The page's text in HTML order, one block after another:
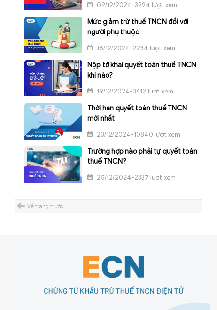
09/12/2024-3294 lượt xem
Mức giảm trừ thuế TNCN đối với
người phụ thuộc
16/12/2024-2234 lượt xem
Nộp tờ khai quyết toán thuế TNCN
khi nào?
19/12/2024-3612 lượt xem
Thời hạn quyết toán thuế TNCN
mới nhất
23/12/2024-10840 lượt xem
Trường hợp nào phải tự quyết toán
thuế TNCN?
25/12/2024-2337 lượt xem
Về trang trước